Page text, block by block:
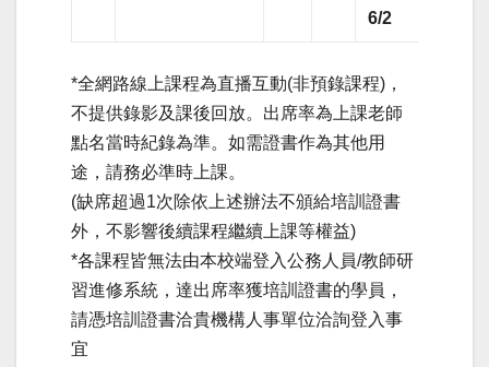
6/2
*全網路線上課程為直播互動(非預錄課程)，
不提供錄影及課後回放。出席率為上課老師
點名當時紀錄為準。如需證書作為其他用
途，請務必準時上課。
(缺席超過1次除依上述辦法不頒給培訓證書
外，不影響後續課程繼續上課等權益)
*各課程皆無法由本校端登入公務人員/教師研
習進修系統，達出席率獲培訓證書的學員，
請憑培訓證書洽貴機構人事單位洽詢登入事
宜